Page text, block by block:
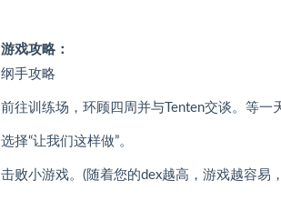
游戏攻略：
纲手攻略
前往训练场，环顾四周并与Tenten交谈。等一
选择“让我们这样做”。
击败小游戏。(随着您的dex越高，游戏越容易